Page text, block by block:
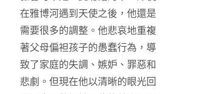
在雅博河遇到天使之後，他還是
需要很多的調整。他悲哀地重複
著父母偏袒孩子的愚蠢行為，導
致了家庭的失調、嫉妒、罪惡和
悲劇。但現在他以清晰的眼光回